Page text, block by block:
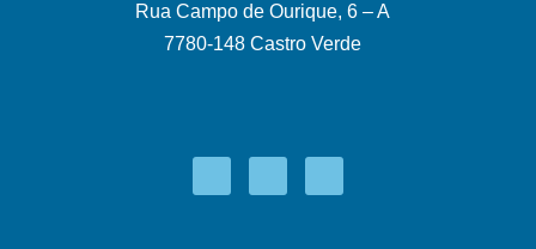
Rua Campo de Ourique, 6 – A
7780-148 Castro Verde